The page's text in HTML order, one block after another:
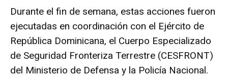
Durante el fin de semana, estas acciones fueron
ejecutadas en coordinación con el Ejército de
República Dominicana, el Cuerpo Especializado
de Seguridad Fronteriza Terrestre (CESFRONT)
del Ministerio de Defensa y la Policía Nacional.